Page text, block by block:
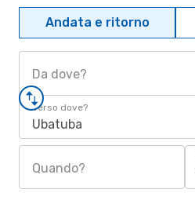
Andata e ritorno
Da dove?
Verso dove?
Ubatuba
Quando?